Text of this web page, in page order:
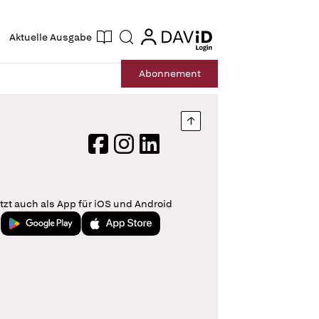
Aktuelle Ausgabe Suche login
login
Abonnement
Nach oben springen
FacebookInstagram
LinkedIn
auch als App für iOS und Android
Jetzt bei Google PlayLaden im App Store